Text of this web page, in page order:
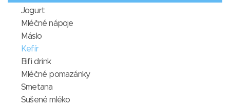
Jogurt
Mléčné nápoje
Máslo
Kefír
Bifi drink
Mléčné pomazánky
Smetana
Sušené mléko